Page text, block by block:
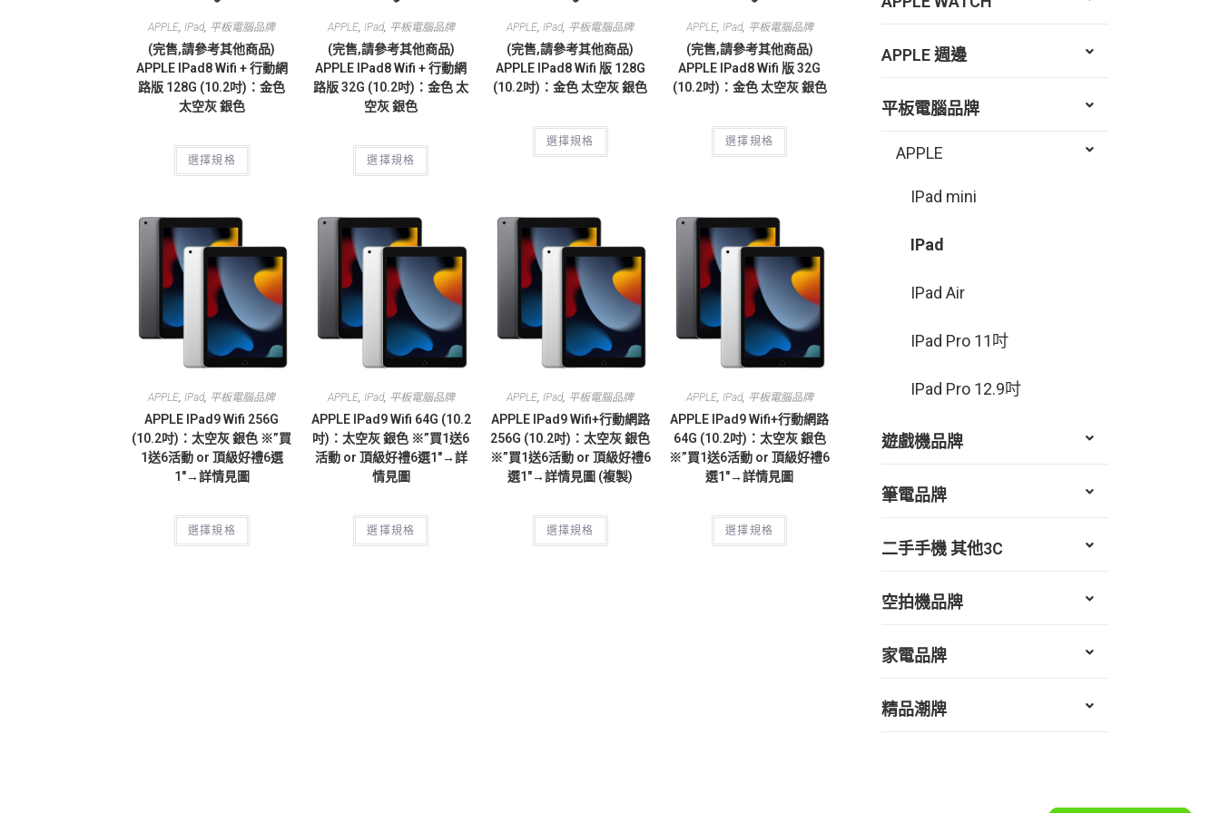
APPLE,IPad, 平板電腦品牌
(完售,請參考其他商品)
APPLE IPad8 Wifi + 行動網
路版 128G (10.2吋)：金色
太空灰 銀色
選擇規格
APPLE, IPad, 平板電腦品牌
(完售,請參考其他商品)
APPLE IPad8 Wifi + 行動網
路版 32G (10.2吋)：金色 太
空灰 銀色
選擇規格
APPLE,IPad, 平板電腦品牌
(完售,請參考其他商品)
APPLE IPad8 Wifi 版 128G
(10.2吋)：金色 太空灰 銀色
選擇規格
APPLE, IPad, 平板電腦品牌
(完售,請參考其他商品)
APPLE IPad8 Wifi 版 32G
(10.2吋)：金色 太空灰 銀色
選擇規格
APPLE,IPad, 平板電腦品牌
APPLE IPad9 Wifi 256G
(10.2吋)：太空灰 銀色 ※”買
1送6活動 or 頂級好禮6選
1″→詳情見圖
選擇規格
APPLE, IPad, 平板電腦品牌
APPLE IPad9 Wifi 64G (10.2
吋)：太空灰 銀色 ※”買1送6
活動 or 頂級好禮6選1″→詳
情見圖
選擇規格
APPLE,IPad, 平板電腦品牌
APPLE IPad9 Wifi+行動網路
256G (10.2吋)：太空灰 銀色
※”買1送6活動 or 頂級好禮6
選1″→詳情見圖 (複製)
選擇規格
APPLE, IPad, 平板電腦品牌
APPLE IPad9 Wifi+行動網路
64G (10.2吋)：太空灰 銀色
※”買1送6活動 or 頂級好禮6
選1″→詳情見圖
選擇規格
APPLE 週邊
平板電腦品牌
APPLE
IPad mini
IPad
IPad Air
IPad Pro 11吋
IPad Pro 12.9吋
遊戲機品牌
筆電品牌
二手手機 其他3C
空拍機品牌
家電品牌
精品潮牌